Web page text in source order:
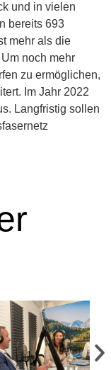
und in vielen
bereits 693
mehr als die
noch mehr
zu ermöglichen,
Im Jahr 2022
Langfristig sollen